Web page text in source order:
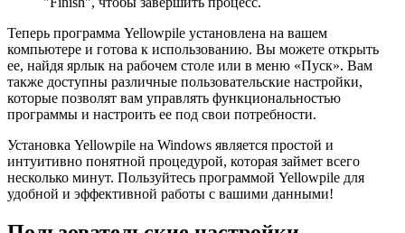
Теперь программа Yellowpile установлена на вашем
компьютере и готова к использованию. Вы можете открыть
ее, найдя ярлык на рабочем столе или в меню «Пуск». Вам
также доступны различные пользовательские настройки,
которые позволят вам управлять функциональностью
программы и настроить ее под свои потребности.
Установка Yellowpile на Windows является простой и
интуитивно понятной процедурой, которая займет всего
несколько минут. Пользуйтесь программой Yellowpile для
удобной и эффективной работы с вашими данными!